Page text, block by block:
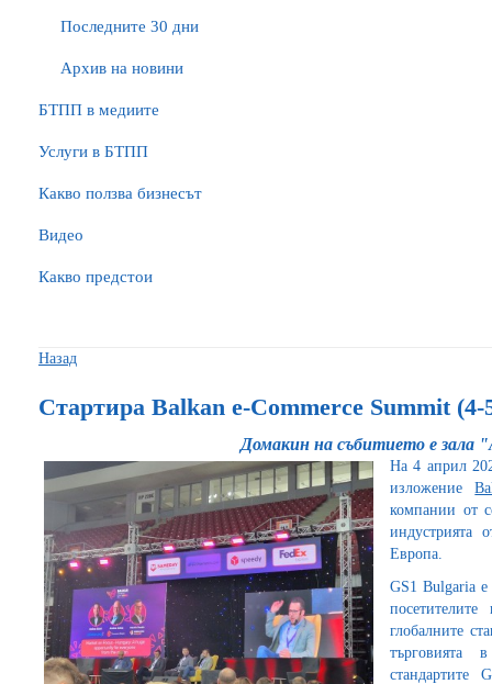
Последните 30 дни
Архив на новини
БTПП в медиите
Услуги в БТПП
Какво ползва бизнесът
Видео
Какво предстои
Назад
Стартира Balkan e-Commerce Summit
Домакин на събитието е зала
На 4 април
изложение
компании от
индустрията
Европа.
GS1 Bulgaria е
глобалните
търговията
стандартите